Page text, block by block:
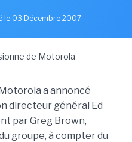
le 03 Décembre 2007
a annoncé
directeur général Ed
par Greg Brown,
groupe, à compter du